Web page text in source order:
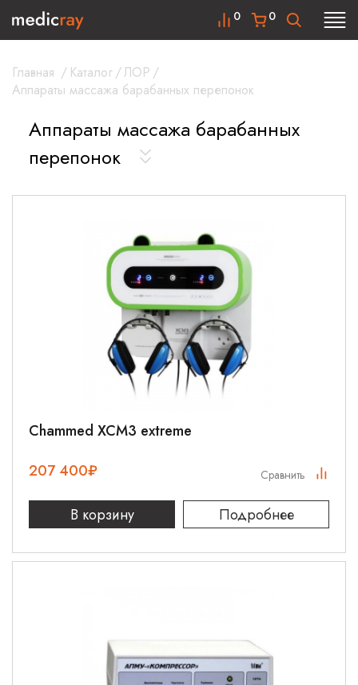
0
0
Главная / Каталог/ЛОР /
Аппараты массажа барабанных перепонок
Аппараты массажа барабанных
перепонок
Chammed XCM3 extreme
207 400₽
В корзину Подробнее
Сравнить